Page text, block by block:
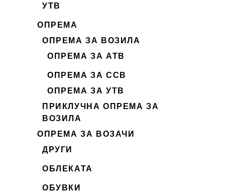
УТВ
ОПРЕМА
ОПРЕМА ЗА ВОЗИЛА
ОПРЕМА ЗА АТВ
ОПРЕМА ЗА ССВ
ОПРЕМА ЗА УТВ
ПРИКЛУЧНА ОПРЕМА ЗА
ВОЗИЛА
ОПРЕМА ЗА ВОЗАЧИ
ДРУГИ
ОБЛЕКАТА
ОБУВКИ